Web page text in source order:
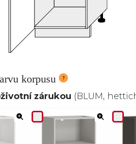
korpusu
zárukou (BLUM,